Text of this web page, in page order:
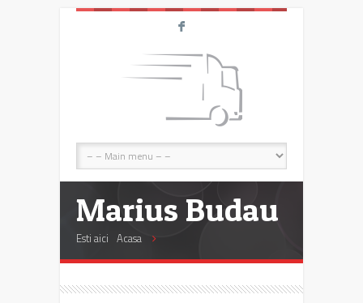
F
Marius Budau
Esti aici Acasa